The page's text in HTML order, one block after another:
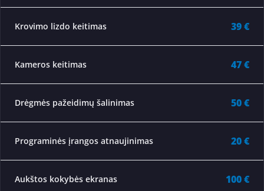
Krovimo lizdo keitimas 39 €
Kameros keitimas 47 €
Drėgmės pažeidimų šalinimas 50 €
Programinės įrangos atnaujinimas 20 €
Aukštos kokybės ekranas 100 €